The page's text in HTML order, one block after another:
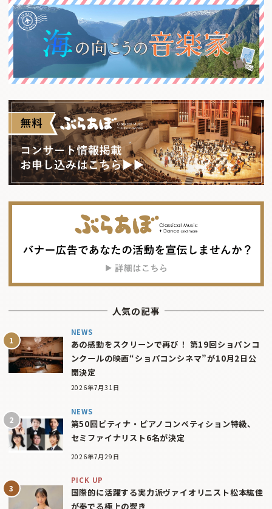
人気の記事
NEWS
あの感動をスクリーンで再び！ 第19回ショパンコ
ンクールの映画“ショパコンシネマ”が10月2日公
開決定
2026年7月31日
NEWS
第50回ピティナ・ピアノコンペティション特級、
セミファイナリスト6名が決定
2026年7月29日
PICK UP
国際的に活躍する実力派ヴァイオリニスト松本紘佳
が奏でる極上の響き